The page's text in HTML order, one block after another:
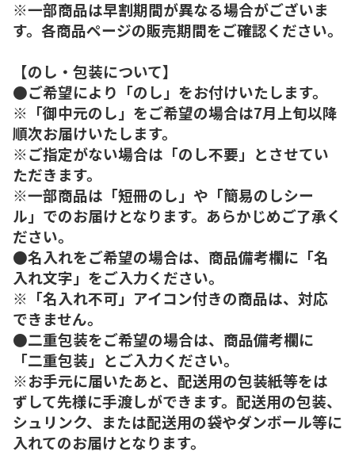
※一部商品は早割期間が異なる場合がございま
す。各商品ページの販売期間をご確認ください。
【のし・包装について】
●ご希望により「のし」をお付けいたします。
※「御中元のし」をご希望の場合は7月上旬以降
順次お届けいたします。
※ご指定がない場合は「のし不要」とさせてい
ただきます。
※一部商品は「短冊のし」や「簡易のしシー
ル」でのお届けとなります。あらかじめご了承く
ださい。
●名入れをご希望の場合は、商品備考欄に「名
入れ文字」をご入力ください。
※「名入れ不可」アイコン付きの商品は、対応
できません。
●二重包装をご希望の場合は、商品備考欄に
「二重包装」とご入力ください。
※お手元に届いたあと、配送用の包装紙等をは
ずして先様に手渡しができます。配送用の包装、
シュリンク、または配送用の袋やダンボール等に
入れてのお届けとなります。